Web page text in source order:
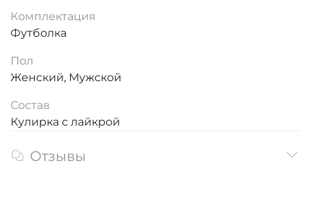
Комплектация
Футболка
Пол
Женский, Мужской
Состав
Кулирка с лайкрой
Отзывы